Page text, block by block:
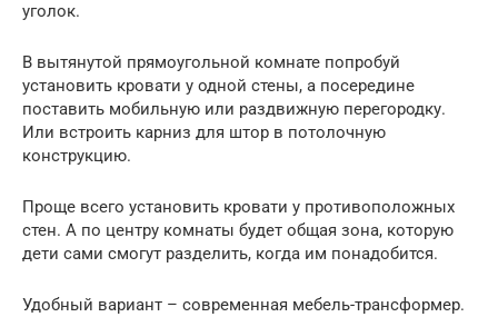
уголок.
В вытянутой прямоугольной комнате попробуй
установить кровати у одной стены, а посередине
поставить мобильную или раздвижную перегородку.
Или встроить карниз для штор в потолочную
конструкцию.
Проще всего установить кровати у противоположных
стен. А по центру комнаты будет общая зона, которую
дети сами смогут разделить, когда им понадобится.
Удобный вариант – современная мебель-трансформер.